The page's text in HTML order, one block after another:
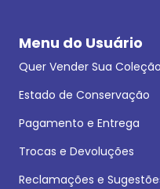
Menu do Usuário
Quer Vender Sua
Estado de Conservação
Pagamento e Entrega
Trocas e Devoluções
Reclamações e